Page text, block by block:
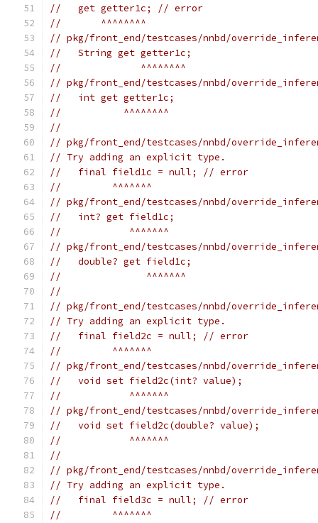
//   get getter1c; // error
//       ^^^^^^^^
// pkg/front_end/testcases/nnbd/
//   String get getter1c;
//              ^^^^^^^^
// pkg/front_end/testcases/nnbd/
//   int get getter1c;
//           ^^^^^^^^
//
// pkg/front_end/testcases/nnbd/
// Try adding an explicit type.
//   final field1c = null; // error
//         ^^^^^^^
// pkg/front_end/testcases/nnbd/
//   int? get field1c;
//            ^^^^^^^
// pkg/front_end/testcases/nnbd/
//   double? get field1c;
//               ^^^^^^^
//
// pkg/front_end/testcases/nnbd/
// Try adding an explicit type.
//   final field2c = null; // error
//         ^^^^^^^
// pkg/front_end/testcases/nnbd/
//   void set field2c(int? value);
//            ^^^^^^^
// pkg/front_end/testcases/nnbd/
//   void set field2c(double? value);
//            ^^^^^^^
//
// pkg/front_end/testcases/nnbd/
// Try adding an explicit type.
//   final field3c = null; // error
//         ^^^^^^^